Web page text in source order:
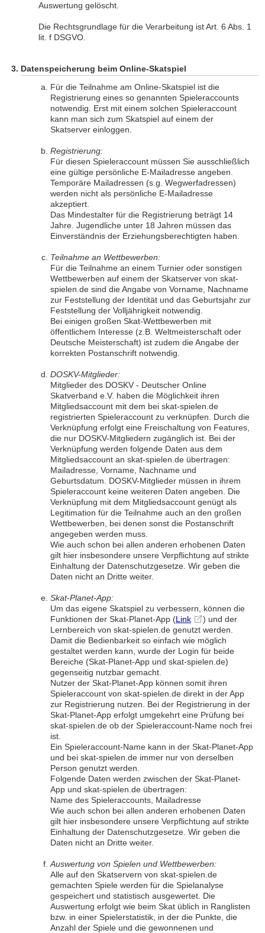
Auswertung gelöscht.
Die Rechtsgrundlage für die Verarbeitung ist Art. 6 Abs. 1
lit. f DSGVO.
Datenspeicherung beim Online-Skatspiel
Für die Teilnahme am Online-Skatspiel ist die
Registrierung eines so genannten Spieleraccounts
notwendig. Erst mit einem solchen Spieleraccount
kann man sich zum Skatspiel auf einem der
Skatserver einloggen.
Registrierung:
Für diesen Spieleraccount müssen Sie ausschließlich
eine gültige persönliche E-Mailadresse angeben.
Temporäre Mailadressen (s.g. Wegwerfadressen)
werden nicht als persönliche E-Mailadresse
akzeptiert.
Das Mindestalter für die Registrierung beträgt 14
Jahre. Jugendliche unter 18 Jahren müssen das
Einverständnis der Erziehungsberechtigten haben.
Teilnahme an Wettbewerben:
Für die Teilnahme an einem Turnier oder sonstigen
Wettbewerben auf einem der Skatserver von skat-
spielen.de sind die Angabe von Vorname, Nachname
zur Feststellung der Identität und das Geburtsjahr zur
Feststellung der Volljährigkeit notwendig.
Bei einigen großen Skat-Wettbewerben mit
öffentlichem Interesse (z.B. Weltmeisterschaft oder
Deutsche Meisterschaft) ist zudem die Angabe der
korrekten Postanschrift notwendig.
DOSKV-Mitglieder:
Mitglieder des DOSKV - Deutscher Online
Skatverband e.V. haben die Möglichkeit ihren
Mitgliedsaccount mit dem bei skat-spielen.de
registrierten Spieleraccount zu verknüpfen. Durch die
Verknüpfung erfolgt eine Freischaltung von Features,
die nur DOSKV-Mitgliedern zugänglich ist. Bei der
Verknüpfung werden folgende Daten aus dem
Mitgliedsaccount an skat-spielen.de übertragen:
Mailadresse, Vorname, Nachname und
Geburtsdatum. DOSKV-Mitglieder müssen in ihrem
Spieleraccount keine weiteren Daten angeben. Die
Verknüpfung mit dem Mitgliedsaccount genügt als
Legitimation für die Teilnahme auch an den großen
Wettbewerben, bei denen sonst die Postanschrift
angegeben werden muss.
Wie auch schon bei allen anderen erhobenen Daten
gilt hier insbesondere unsere Verpflichtung auf strikte
Einhaltung der Datenschutzgesetze. Wir geben die
Daten nicht an Dritte weiter.
Skat-Planet-App:
Um das eigene Skatspiel zu verbessern, können die
Funktionen der Skat-Planet-App (Link
) und der
Lernbereich von skat-spielen.de genutzt werden.
Damit die Bedienbarkeit so einfach wie möglich
gestaltet werden kann, wurde der Login für beide
Bereiche (Skat-Planet-App und skat-spielen.de)
gegenseitig nutzbar gemacht.
Nutzer der Skat-Planet-App können somit ihren
Spieleraccount von skat-spielen.de direkt in der App
zur Registrierung nutzen. Bei der Registrierung in der
Skat-Planet-App erfolgt umgekehrt eine Prüfung bei
skat-spielen.de ob der Spieleraccount-Name noch frei
ist.
Ein Spieleraccount-Name kann in der Skat-Planet-App
und bei skat-spielen.de immer nur von derselben
Person genutzt werden.
Folgende Daten werden zwischen der Skat-Planet-
App und skat-spielen.de übertragen:
Name des Spieleraccounts, Mailadresse
Wie auch schon bei allen anderen erhobenen Daten
gilt hier insbesondere unsere Verpflichtung auf strikte
Einhaltung der Datenschutzgesetze. Wir geben die
Daten nicht an Dritte weiter.
Auswertung von Spielen und Wettbewerben:
Alle auf den Skatservern von skat-spielen.de
gemachten Spiele werden für die Spielanalyse
gespeichert und statistisch ausgewertet. Die
Auswertung erfolgt wie beim Skat üblich in Ranglisten
bzw. in einer Spielerstatistik, in der die Punkte, die
Anzahl der Spiele und die gewonnenen und